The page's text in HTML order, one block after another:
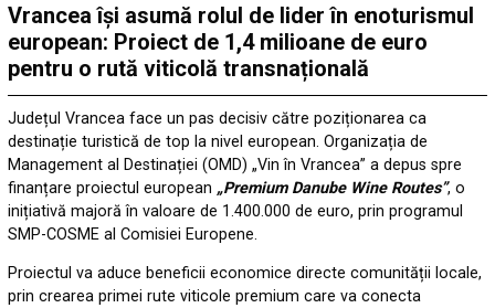
Vrancea își asumă rolul de lider în enoturismul
european: Proiect de 1,4 milioane de euro
pentru o rută viticolă transnațională
Județul Vrancea face un pas decisiv către poziționarea ca
destinație turistică de top la nivel european. Organizația de
Management al Destinației (OMD) „Vin în Vrancea” a depus spre
finanțare proiectul european „Premium Danube Wine Routes”, o
inițiativă majoră în valoare de 1.400.000 de euro, prin programul
SMP-COSME al Comisiei Europene.
Proiectul va aduce beneficii economice directe comunității locale,
prin crearea primei rute viticole premium care va conecta